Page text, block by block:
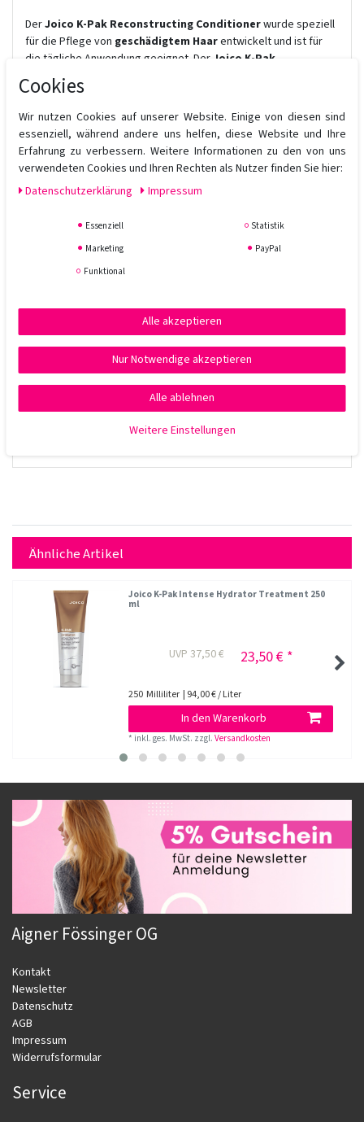
DerJoico K-Pak Reconstructing Conditionerwurde speziell
für die Pflege von geschädigtem Haarentwickelt und ist für
die tägliche Anwendung geeignet. Der Joico K-Pak
Reconstructing Conditioner
Stylbarkeit genau da wieder her, wo sie am meisten gebraucht
werden. Der Conditioner verdoppelt die Widerstandsfähigkeit
gegen Haarbruch glättet, entwirrt und ist antistatisch.
Außerdem verleiht der Joico Conditioner dem Haar Glanz.
Anwendung:
Der K-Pak Conditioner wird nach dem Shampoonieren,
aufgetragen und gleichmäßig einmassiert. Für 1 bis 2 Minuten
Ähnliche Artikel
Joico K-Pak Intense Hydrator Treatment 250
ml
UVP 37,50 € 23,50 € *
250 Milliliter | 94,00 € / Liter
In den Warenkorb
* inkl. ges. MwSt. zzgl.Versandkosten
Aigner Fössinger OG
Kontakt
Newsletter
Datenschutz
AGB
Impressum
Widerrufsformular
Service
Cookies
Wir nutzen Cookies auf unserer Website. Einige von diesen sind
essenziell, während andere uns helfen, diese Website und Ihre
Erfahrung zu verbessern. Weitere Informationen zu den von uns
verwendeten Cookies und Ihren Rechten als Nutzer finden Sie hier:
Daten­schutz­erklärung
Impressum
Essenziell
Statistik
Marketing
PayPal
Funktional
Alle akzeptieren
Nur Notwendige akzeptieren
Alle ablehnen
Weitere Einstellungen